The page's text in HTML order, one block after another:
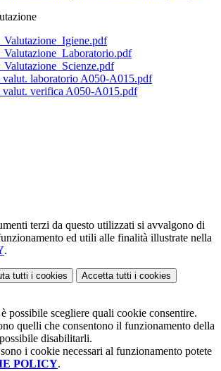
valut. laboratorio A050-A015.pdf
valut. verifica A050-A015.pdf
terzi da questo utilizzati si avvalgono di
ed utili alle finalità illustrate nella
.
tutti i cookies Accetta tutti i cookies
possibile scegliere quali cookie consentire.
quelli che consentono il funzionamento della
disabilitarli.
i cookie necessari al funzionamento potete
POLICY.